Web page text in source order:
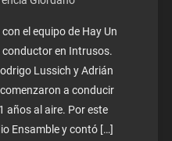
el equipo de Hay Un
en Intrusos.
Lussich y Adrián
a conducir
años al aire. Por este
Ensamble y contó […]